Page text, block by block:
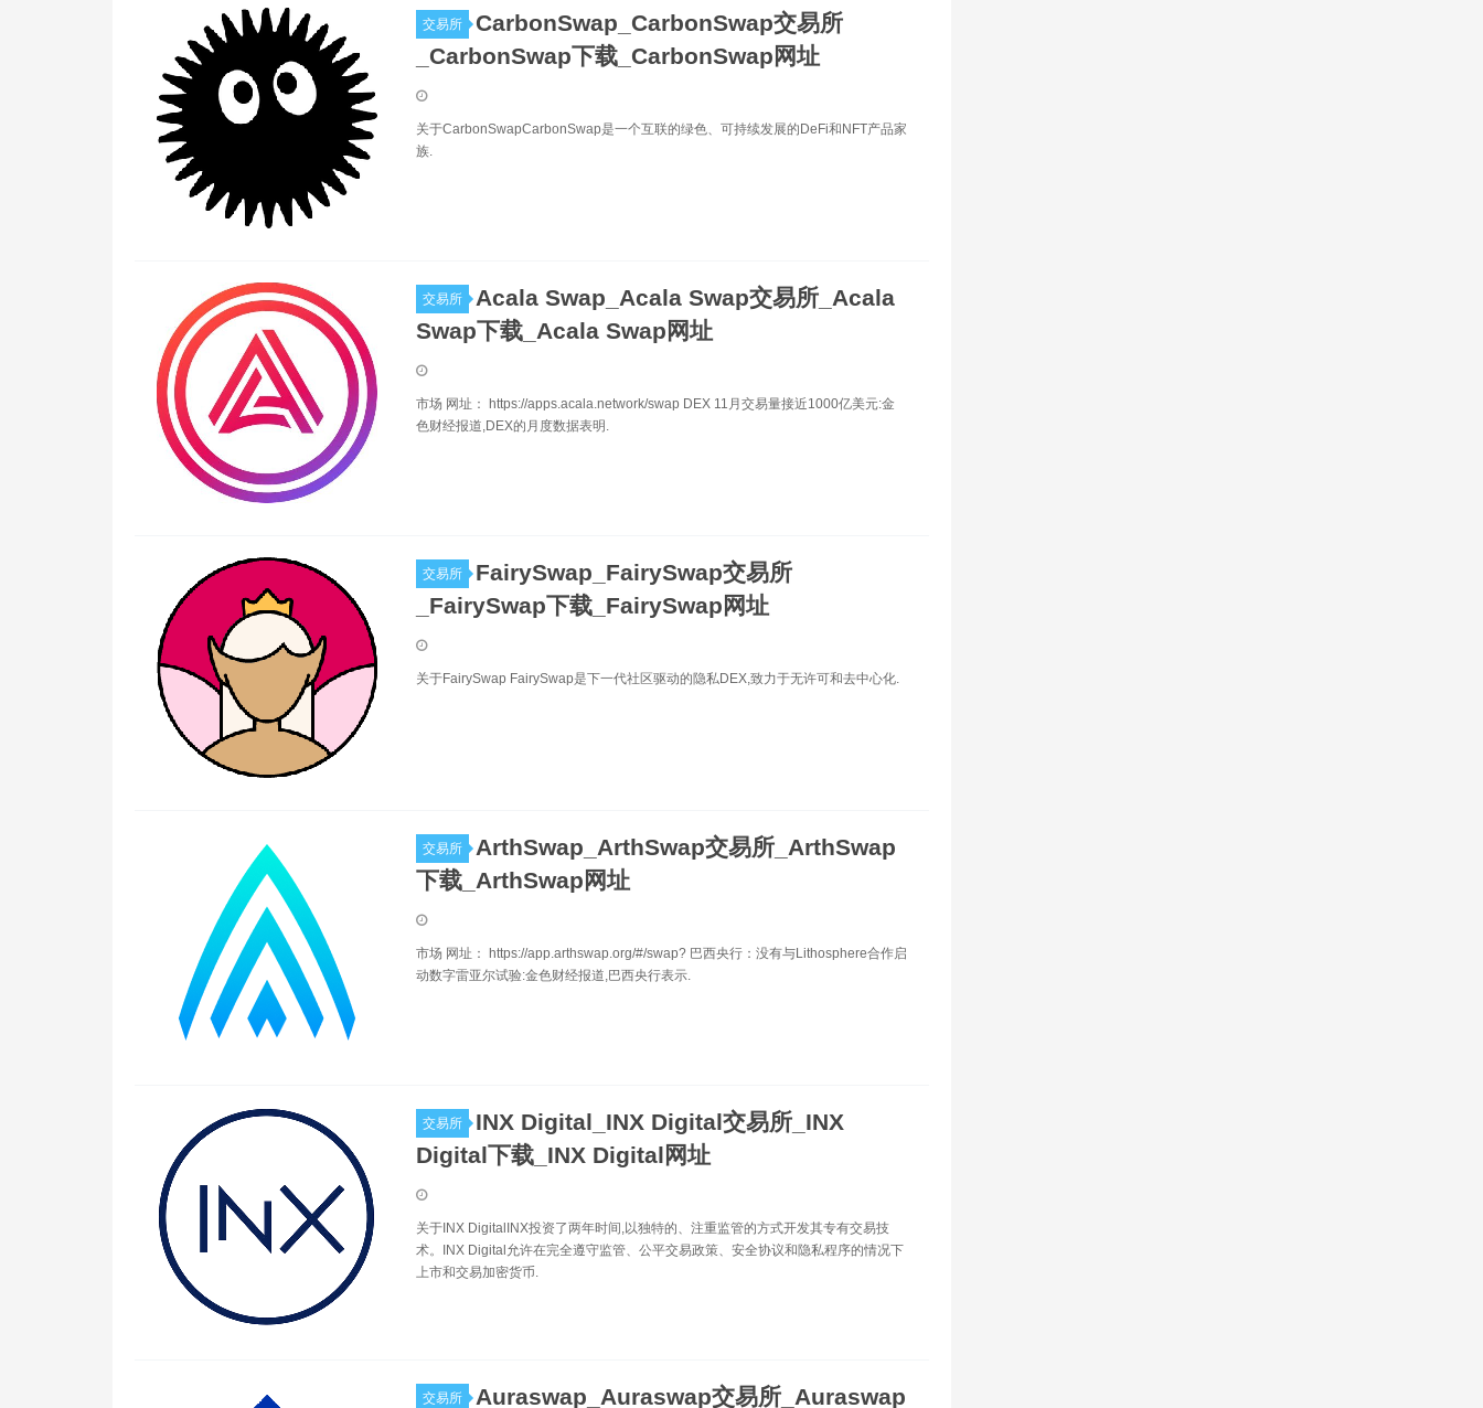
交易所
CarbonSwap_CarbonSwap交易所
_CarbonSwap下载_CarbonSwap网址
关于CarbonSwapCarbonSwap是一个互联的绿色、可持续发展的DeFi和NFT产品家
族.
交易所
Acala Swap_Acala Swap交易所_Acala
Swap下载_Acala Swap网址
市场 网址： https://apps.acala.network/swap DEX 11月交易量接近1000亿美元:金
色财经报道,DEX的月度数据表明.
交易所
FairySwap_FairySwap交易所
_FairySwap下载_FairySwap网址
关于FairySwap FairySwap是下一代社区驱动的隐私DEX,致力于无许可和去中心化.
交易所
ArthSwap_ArthSwap交易所_ArthSwap
下载_ArthSwap网址
市场 网址： https://app.arthswap.org/#/swap? 巴西央行：没有与Lithosphere合作启
动数字雷亚尔试验:金色财经报道,巴西央行表示.
交易所
INX Digital_INX Digital交易所_INX
Digital下载_INX Digital网址
关于INX DigitalINX投资了两年时间,以独特的、注重监管的方式开发其专有交易技
术。INX Digital允许在完全遵守监管、公平交易政策、安全协议和隐私程序的情况下
上市和交易加密货币.
交易所 Auraswap_Auraswap交易所_Auraswap